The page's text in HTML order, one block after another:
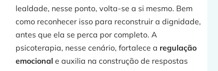
lealdade, nesse ponto, volta-se a si mesmo. Bem
como reconhecer isso para reconstruir a dignidade,
antes que ela se perca por completo. A
psicoterapia, nesse cenário, fortalece a regulação
emocional e auxilia na construção de respostas